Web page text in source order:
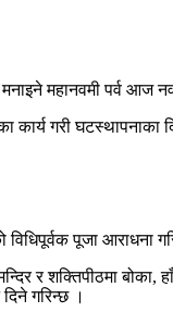
महानवमी पर्व आज
कार्य गरी घटस्थापनाका
विधिपूर्वक पूजा आराधना
र शक्तिपीठमा
गरिन्छ ।